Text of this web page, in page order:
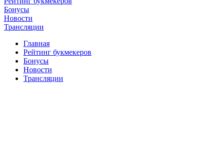
Бонусы
Новости
Трансляции
Главная
Рейтинг букмекеров
Бонусы
Новости
Трансляции